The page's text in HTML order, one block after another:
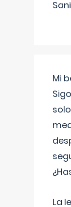
Mi
La